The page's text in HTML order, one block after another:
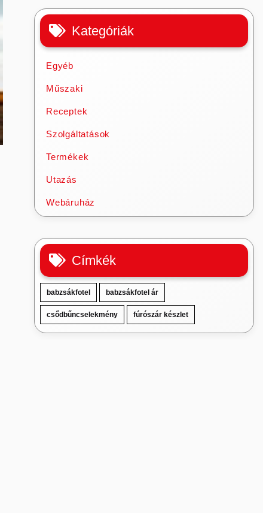
Kategóriák
Egyéb
Műszaki
Receptek
Szolgáltatások
Termékek
Utazás
Webáruház
Címkék
babzsákfotel babzsákfotel ár
csődbűncselekmény fúrószár készlet